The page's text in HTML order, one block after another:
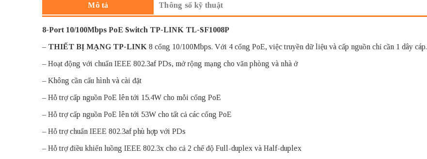
Mô tả Thông số kỹ thuật
8-Port 10/100Mbps PoE Switch TP-LINK TL-SF1008P
– THIẾT BỊ MẠNG TP-LINK 8 cổng 10/100Mbps. Với 4 cổng PoE, việc truyền dữ liệu và cấp nguồn chỉ cần 1 dây cáp.
– Hoạt động với chuẩn IEEE 802.3af PDs, mở rộng mạng cho văn phòng và nhà ở
– Không cần cấu hình và cài đặt
– Hỗ trợ cấp nguồn PoE lên tới 15.4W cho mỗi cổng PoE
– Hỗ trợ cấp nguồn PoE lên tới 53W cho tất cả các cổng PoE
– Hỗ trợ chuẩn IEEE 802.3af phù hợp với PDs
– Hỗ trợ điều khiển luồng IEEE 802.3x cho cả 2 chế độ Full-duplex và Half-duplex